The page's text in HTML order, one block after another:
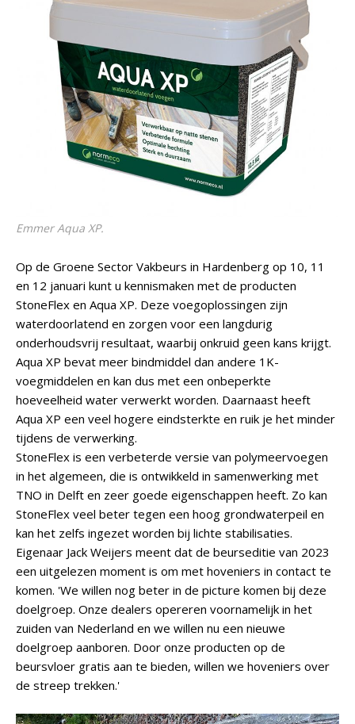
Emmer Aqua XP.
Op de Groene Sector Vakbeurs in Hardenberg op 10, 11
en 12 januari kunt u kennismaken met de producten
StoneFlex en Aqua XP. Deze voegoplossingen zijn
waterdoorlatend en zorgen voor een langdurig
onderhoudsvrij resultaat, waarbij onkruid geen kans krijgt.
Aqua XP bevat meer bindmiddel dan andere 1K-
voegmiddelen en kan dus met een onbeperkte
hoeveelheid water verwerkt worden. Daarnaast heeft
Aqua XP een veel hogere eindsterkte en ruik je het minder
tijdens de verwerking.
StoneFlex is een verbeterde versie van polymeervoegen
in het algemeen, die is ontwikkeld in samenwerking met
TNO in Delft en zeer goede eigenschappen heeft. Zo kan
StoneFlex veel beter tegen een hoog grondwaterpeil en
kan het zelfs ingezet worden bij lichte stabilisaties.
Eigenaar Jack Weijers meent dat de beurseditie van 2023
een uitgelezen moment is om met hoveniers in contact te
komen. 'We willen nog beter in de picture komen bij deze
doelgroep. Onze dealers opereren voornamelijk in het
zuiden van Nederland en we willen nu een nieuwe
doelgroep aanboren. Door onze producten op de
beursvloer gratis aan te bieden, willen we hoveniers over
de streep trekken.'